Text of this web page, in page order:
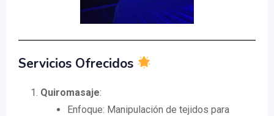
Servicios Ofrecidos
Quiromasaje:
Enfoque: Manipulación de tejidos para